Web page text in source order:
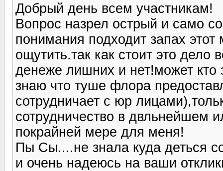
Добрый день всем участникам!
Вопрос назрел острый и само
понимания подходит запах
ощутить.так как стоит это дело
денеже лишних и нет!может кто
знаю что туше флора
сотрудничает с юр
сотрудничество в двльнейшем
покрайней мере для меня!
Пы Сы....не знала куда деться
и очень надеюсь на ваши